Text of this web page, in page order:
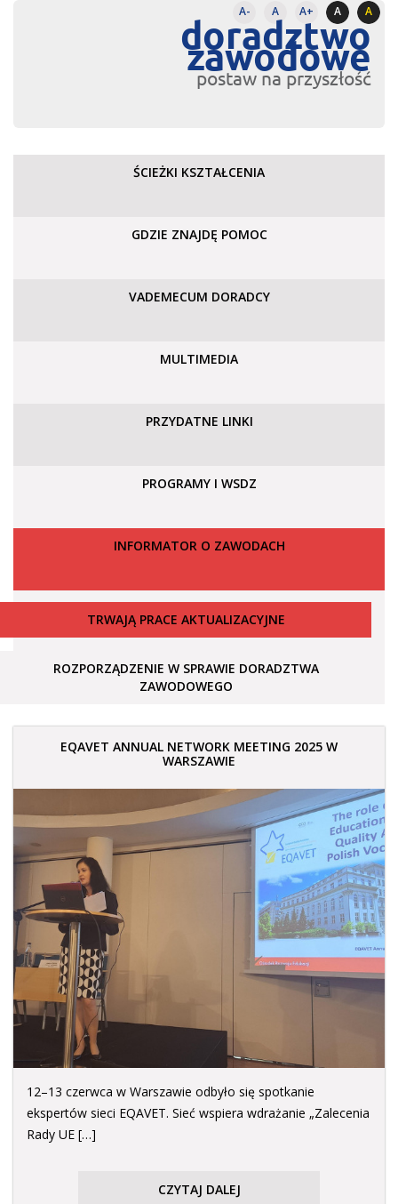
A- A A+ A A
doradztwo
zawodowe
postaw na przyszłość
ŚCIEŻKI KSZTAŁCENIA
GDZIE ZNAJDĘ POMOC
VADEMECUM DORADCY
MULTIMEDIA
PRZYDATNE LINKI
PROGRAMY I WSDZ
INFORMATOR O ZAWODACH
TRWAJĄ PRACE AKTUALIZACYJNE
ROZPORZĄDZENIE W SPRAWIE DORADZTWA
ZAWODOWEGO
EQAVET ANNUAL NETWORK MEETING 2025 W
WARSZAWIE
12–13 czerwca w Warszawie odbyło się spotkanie
ekspertów sieci EQAVET. Sieć wspiera wdrażanie „Zalecenia
Rady UE […]
CZYTAJ DALEJ